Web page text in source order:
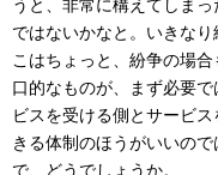
うと、非常に構えてしま
ではないかなと。いきな
こはちょっと、紛争の場
口的なものが、まず必要
ビスを受ける側とサービ
きる体制のほうがいいの
で、どうでしょうか。